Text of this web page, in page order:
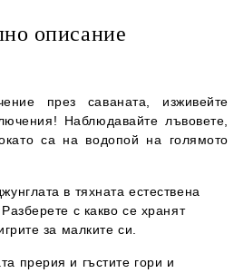
описание
през саваната, изживейте
Наблюдавайте лъвовете,
са на водопой на голямото
в тяхната естествена
с какво се хранят
за малките си.
прерия и гъстите гори и